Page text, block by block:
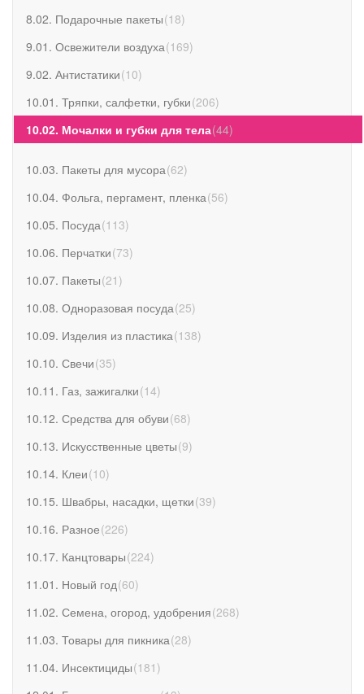
8.02. Подарочные пакеты(18)
9.01. Освежители воздуха(169)
9.02. Антистатики(10)
10.01. Тряпки, салфетки, губки(206)
10.02. Мочалки и губки для тела(44)
10.03. Пакеты для мусора(62)
10.04. Фольга, пергамент, пленка(56)
10.05. Посуда(113)
10.06. Перчатки(73)
10.07. Пакеты(21 )
10.08. Одноразовая посуда(25)
10.09. Изделия из пластика(138)
10.10. Свечи(35)
10.11. Газ, зажигалки(14)
10.12. Средства для обуви(68)
10.13. Искусственные цветы(9)
10.14. Клеи(10)
10.15. Швабры, насадки, щетки(39)
10.16. Разное(226)
10.17. Канцтовары(224)
11.01. Новый год(60)
11.02. Семена, огород, удобрения(268)
11.03. Товары для пикника(28)
11.04. Инсектициды(181 )